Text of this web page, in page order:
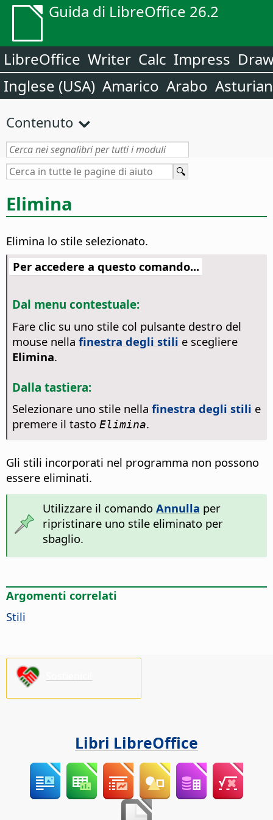
Guida di LibreOffice 26.2
LibreOffice Writer Calc Impress
Inglese (USA) Amarico Arabo
Contenuto
Elimina
Elimina lo stile selezionato.
Per accedere a questo comando...
Dal menu contestuale:
Fare clic su uno stile col pulsante destro del
mouse nella finestra degli stili e scegliere
Elimina.
Dalla tastiera:
Selezionare uno stile nella finestra degli stili e
premere il tasto Elimina.
Gli stili incorporati nel programma non possono
essere eliminati.
Utilizzare il comando Annulla per
ripristinare uno stile eliminato per
sbaglio.
Argomenti correlati
Stili
Libri LibreOffice